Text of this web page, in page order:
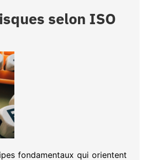
selon ISO
fondamentaux qui orientent